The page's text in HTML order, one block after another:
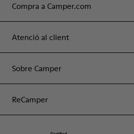
Compra a Camper.com
Atenció al client
Sobre Camper
ReCamper